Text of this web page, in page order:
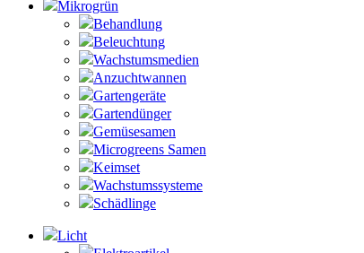
Mikrogrün
Behandlung
Beleuchtung
Wachstumsmedien
Anzuchtwannen
Gartengeräte
Gartendünger
Gemüsesamen
Microgreens Samen
Keimset
Wachstumssysteme
Schädlinge
Licht